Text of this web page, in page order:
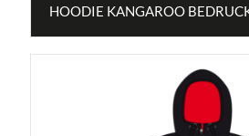
HOODIE KANGAROO